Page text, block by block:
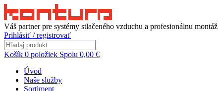
Váš partner pre systémy stlačeného vzduchu a profesionálnu montáž
Prihlásiť / registrovať
Košík 0 položiek Spolu 0,00 €
Úvod
Naše služby
Sortiment